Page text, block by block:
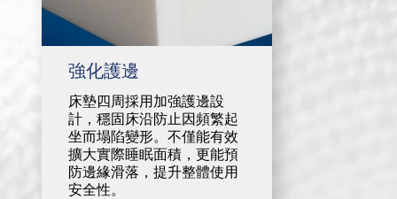
強化護邊
床墊四周採用加強護邊設
計，穩固床沿防止因頻繁起
坐而塌陷變形。不僅能有效
擴大實際睡眠面積，更能預
防邊緣滑落，提升整體使用
安全性。